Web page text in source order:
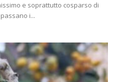
e soprattutto cosparso di
i...